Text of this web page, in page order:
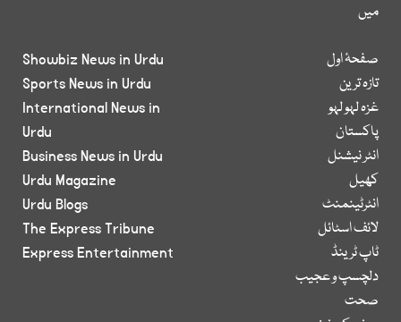
میں
صفحۂ اول
تازہ ترین
غزہ لہو لہو
پاکستان
انٹر نیشنل
کھیل
انٹرٹینمنٹ
لائف اسٹائل
ٹاپ ٹرینڈ
دلچسپ و عجیب
صحت
Showbiz News in Urdu
Sports News in Urdu
International News in
Urdu
Business News in Urdu
Urdu Magazine
Urdu Blogs
The Express Tribune
Express Entertainment